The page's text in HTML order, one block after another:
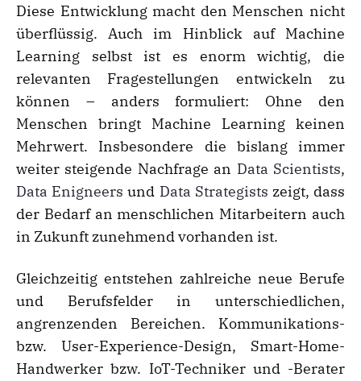
Diese Entwicklung macht den Menschen nicht
überflüssig. Auch im Hinblick auf Machine
Learning selbst ist es enorm wichtig, die
relevanten Fragestellungen entwickeln zu
können – anders formuliert: Ohne den
Menschen bringt Machine Learning keinen
Mehrwert. Insbesondere die bislang immer
weiter steigende Nachfrage an Data Scientists,
Data Enigneers und Data Strategists zeigt, dass
der Bedarf an menschlichen Mitarbeitern auch
in Zukunft zunehmend vorhanden ist.
Gleichzeitig entstehen zahlreiche neue Berufe
und Berufsfelder in unterschiedlichen,
angrenzenden Bereichen. Kommunikations-
bzw. User-Experience-Design, Smart-Home-
Handwerker bzw. IoT-Techniker und -Berater